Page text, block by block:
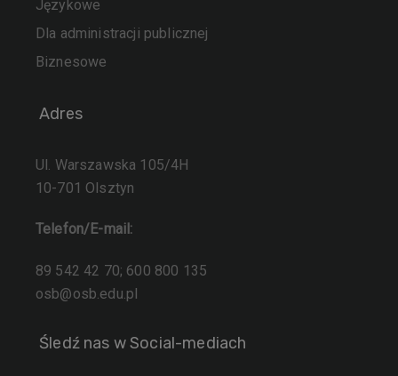
Językowe
Dla administracji publicznej
Biznesowe
Adres
Ul. Warszawska 105/4H
10-701 Olsztyn
Telefon/E-mail:
89 542 42 70; 600 800 135
osb@osb.edu.pl
Śledź nas w Social-mediach